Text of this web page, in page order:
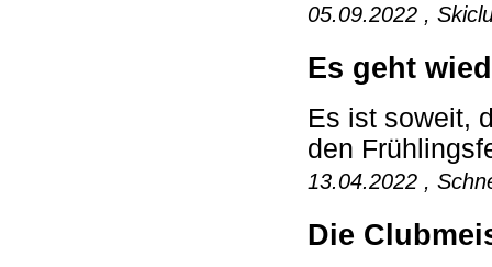
05.09.2022 ,
Es geht
Es ist soweit,
den
13.04.2022 ,
Die